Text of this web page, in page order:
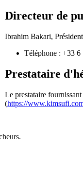
Directeur de
Ibrahim Bakari,
Téléphone : +33 6
Prestataire
Le prestataire
(https://